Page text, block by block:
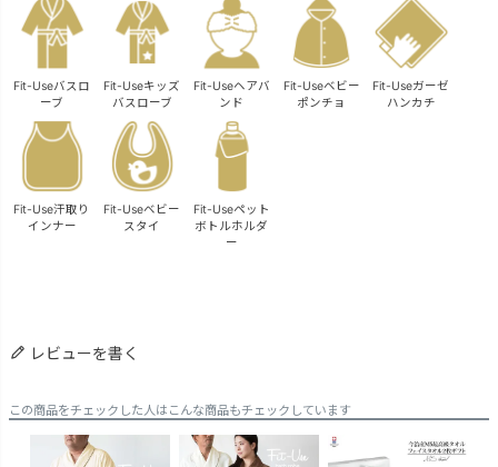
Fit-Useバスロ
ーブ
Fit-Useキッズ
バスローブ
Fit-Useヘアバ
ンド
Fit-Useベビー
ポンチョ
Fit-Useガーゼ
ハンカチ
Fit-Use汗取り
インナー
Fit-Useベビー
スタイ
Fit-Useペット
ボトルホルダ
ー
レビューを書く
この商品をチェックした人はこんな商品もチェックしています